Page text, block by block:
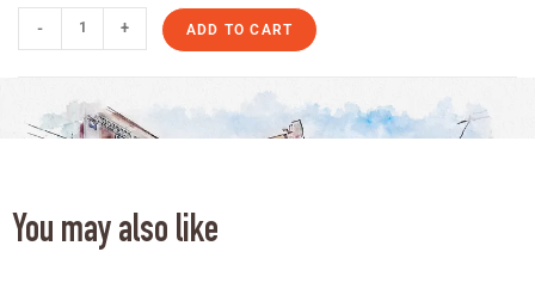
- + ADD TO CART
You may also like